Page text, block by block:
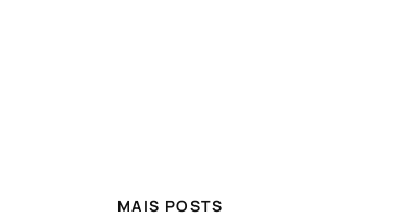
MAIS POSTS